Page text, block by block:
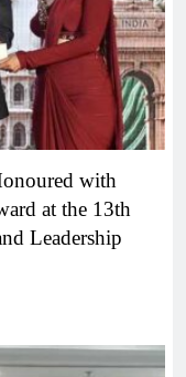
with
at the 13th
Leadership